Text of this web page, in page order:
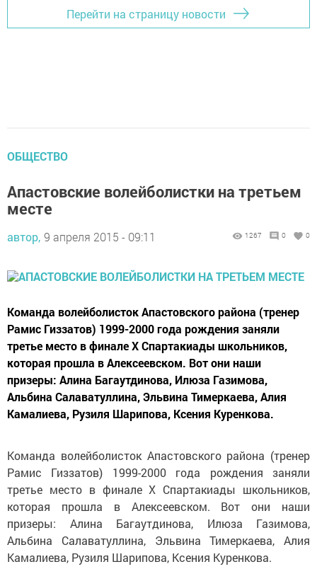
Перейти на страницу новости
ОБЩЕСТВО
Апастовские волейболистки на третьем
месте
автор, 9 апреля 2015 - 09:11 1267 0 0
Команда волейболисток Апастовского района (тренер
Рамис Гиззатов) 1999-2000 года рождения заняли
третье место в финале Х Спартакиады школьников,
которая прошла в Алексеевском. Вот они наши
призеры: Алина Багаутдинова, Илюза Газимова,
Альбина Салаватуллина, Эльвина Тимеркаева, Алия
Камалиева, Рузиля Шарипова, Ксения Куренкова.
Команда волейболисток Апастовского района (тренер
Рамис Гиззатов) 1999-2000 года рождения заняли
третье место в финале Х Спартакиады школьников,
которая прошла в Алексеевском. Вот они наши
призеры: Алина Багаутдинова, Илюза Газимова,
Альбина Салаватуллина, Эльвина Тимеркаева, Алия
Камалиева, Рузиля Шарипова, Ксения Куренкова.